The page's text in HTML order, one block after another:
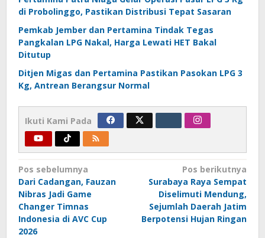
di Probolinggo, Pastikan Distribusi Tepat Sasaran
Pemkab Jember dan Pertamina Tindak Tegas
Pangkalan LPG Nakal, Harga Lewati HET Bakal
Ditutup
Ditjen Migas dan Pertamina Pastikan Pasokan LPG 3
Kg, Antrean Berangsur Normal
Ikuti Kami Pada
Navigasi
pos
Pos sebelumnya
Dari Cadangan, Fauzan
Nibras Jadi Game
Changer Timnas
Indonesia di AVC Cup
2026
Pos berikutnya
Surabaya Raya Sempat
Diselimuti Mendung,
Sejumlah Daerah Jatim
Berpotensi Hujan Ringan